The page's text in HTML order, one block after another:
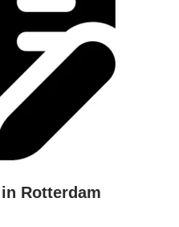
Rotterdam